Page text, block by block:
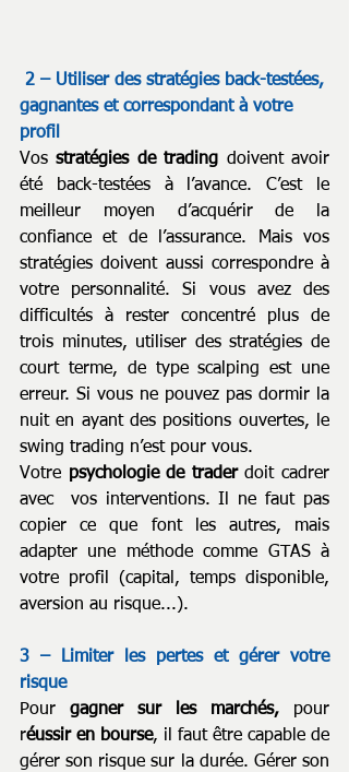
2 – Utiliser des stratégies back-testées,
gagnantes et correspondant à votre
profil
Vos stratégies de trading doivent avoir
été back-testées à l’avance. C’est le
meilleur moyen d’acquérir de la
confiance et de l’assurance. Mais vos
stratégies doivent aussi correspondre à
votre personnalité. Si vous avez des
difficultés à rester concentré plus de
trois minutes, utiliser des stratégies de
court terme, de type scalping est une
erreur. Si vous ne pouvez pas dormir la
nuit en ayant des positions ouvertes, le
swing trading n’est pour vous.
Votre psychologie de trader doit cadrer
avec  vos interventions. Il ne faut pas
copier ce que font les autres, mais
adapter une méthode comme GTAS à
votre profil (capital, temps disponible,
aversion au risque...).
3 – Limiter les pertes et gérer votre
risque
Pour gagner sur les marchés, pour
réussir en bourse, il faut être capable de
gérer son risque sur la durée. Gérer son